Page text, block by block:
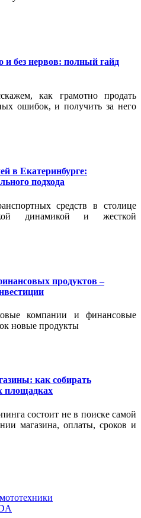
и без нервов: полный гайд
как грамотно продать
ошибок, и получить за него
в Екатеринбурге:
подхода
средств в столице
динамикой и жесткой
продуктов –
компании и финансовые
новые продукты
как собирать
площадках
состоит не в поиске самой
магазина, оплаты, сроков и